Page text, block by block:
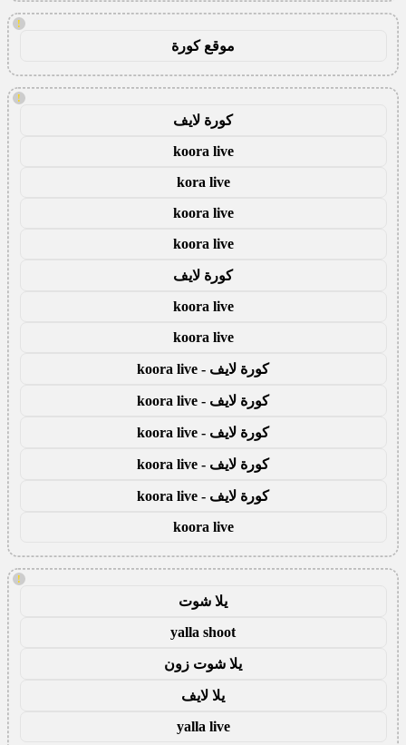
!
موقع كورة
!
كورة لايف
koora live
kora live
koora live
koora live
كورة لايف
koora live
koora live
كورة لايف - koora live
كورة لايف - koora live
كورة لايف - koora live
كورة لايف - koora live
كورة لايف - koora live
koora live
!
يلا شوت
yalla shoot
يلا شوت زون
يلا لايف
yalla live